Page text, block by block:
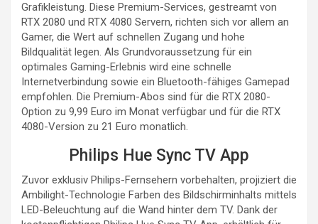
Grafikleistung. Diese Premium-Services, gestreamt von
RTX 2080 und RTX 4080 Servern, richten sich vor allem an
Gamer, die Wert auf schnellen Zugang und hohe
Bildqualität legen. Als Grundvoraussetzung für ein
optimales Gaming-Erlebnis wird eine schnelle
Internetverbindung sowie ein Bluetooth-fähiges Gamepad
empfohlen. Die Premium-Abos sind für die RTX 2080-
Option zu 9,99 Euro im Monat verfügbar und für die RTX
4080-Version zu 21 Euro monatlich.
Philips Hue Sync TV App
Zuvor exklusiv Philips-Fernsehern vorbehalten, projiziert die
Ambilight-Technologie Farben des Bildschirminhalts mittels
LED-Beleuchtung auf die Wand hinter dem TV. Dank der